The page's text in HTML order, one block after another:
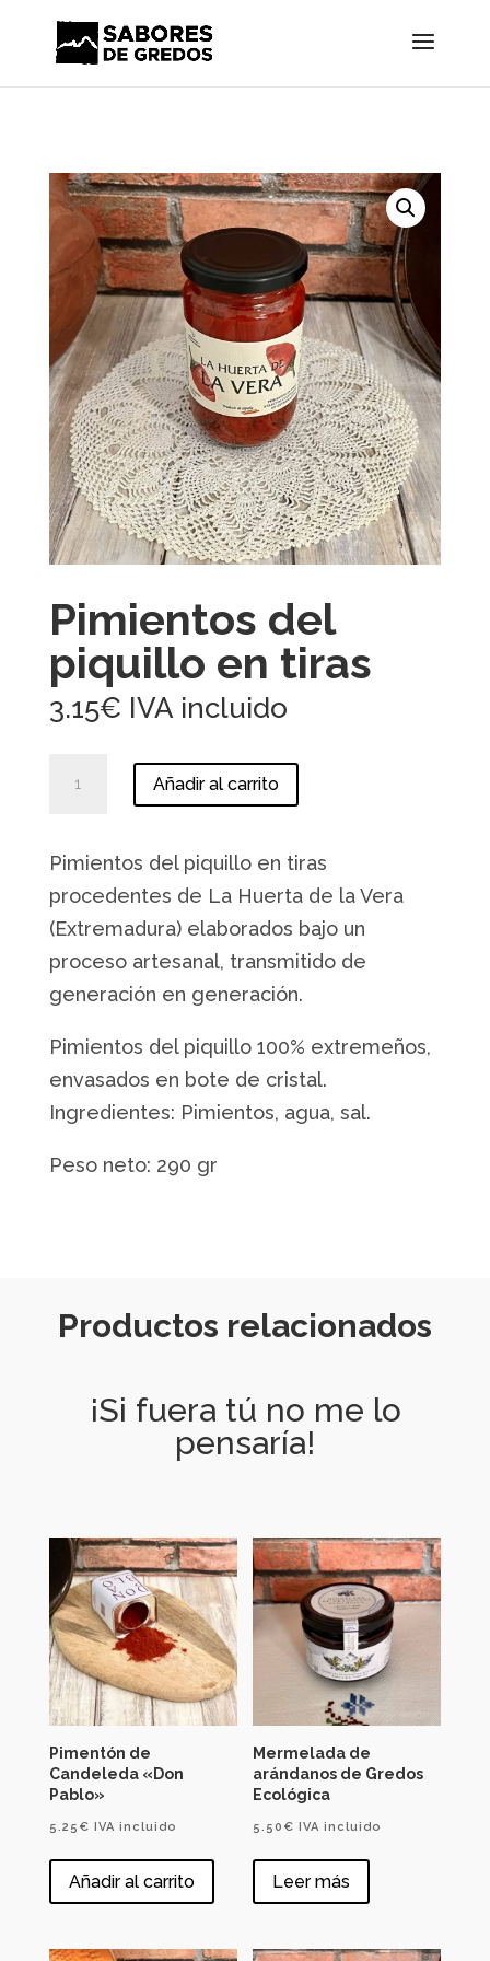
Pimientos del
piquillo en tiras
3.15€ IVA incluido
tiras
cantidad
Añadir al carrito
Pimientos del piquillo en tiras
procedentes de La Huerta de la Vera
(Extremadura) elaborados bajo un
proceso artesanal, transmitido de
generación en generación.
Pimientos del piquillo 100% extremeños,
envasados en bote de cristal.
Ingredientes: Pimientos, agua, sal.
Peso neto: 290 gr
Productos relacionados
¡Si fuera tú no me lo
pensaría!
Pimentón de
Candeleda «Don
Pablo»
5.25 € IVA incluido
Añadir al carrito
Mermelada de
arándanos de Gredos
Ecológica
5.50 € IVA incluido
Leer más